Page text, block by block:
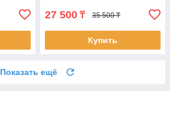
27 500 ₸ 35 500 ₸
Купить
Показать ещё